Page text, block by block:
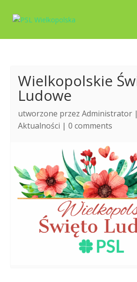
Wielkopolskie
Ludowe
utworzone przezAdministrator
Aktualności |0 comments